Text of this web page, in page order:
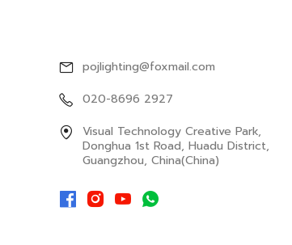
pojlighting@foxmail.com
020-8696 2927
Visual Technology Creative Park,
Donghua 1st Road, Huadu District,
Guangzhou, China(China)